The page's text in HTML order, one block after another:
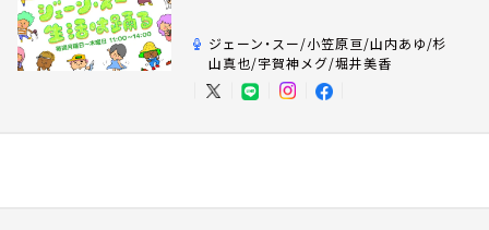
ジェーン・スー/小笠原亘/山内あゆ/杉
山真也/宇賀神メグ/堀井美香